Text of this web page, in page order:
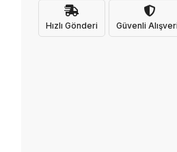
Hızlı Gönderi Güvenli